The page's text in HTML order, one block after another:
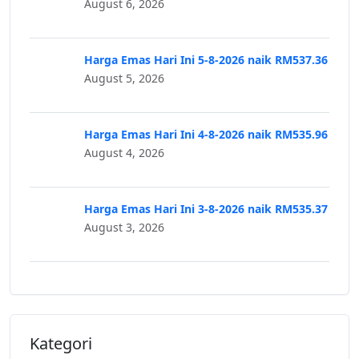
August 6, 2026
Harga Emas Hari Ini 5-8-2026 naik RM537.36
August 5, 2026
Harga Emas Hari Ini 4-8-2026 naik RM535.96
August 4, 2026
Harga Emas Hari Ini 3-8-2026 naik RM535.37
August 3, 2026
Kategori